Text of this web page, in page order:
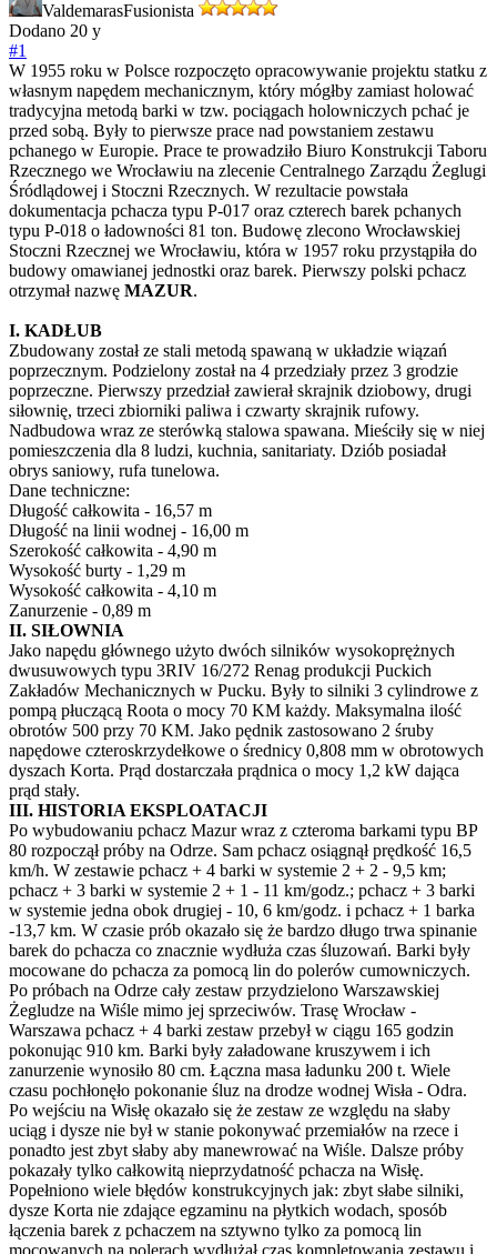
ValdemarasFusionista
Dodano 20 y
#1
W 1955 roku w Polsce rozpoczęto opracowywanie projektu statku z
własnym napędem mechanicznym, który mógłby zamiast holować
tradycyjna metodą barki w tzw. pociągach holowniczych pchać je
przed sobą. Były to pierwsze prace nad powstaniem zestawu
pchanego w Europie. Prace te prowadziło Biuro Konstrukcji Taboru
Rzecznego we Wrocławiu na zlecenie Centralnego Zarządu Żeglugi
Śródlądowej i Stoczni Rzecznych. W rezultacie powstała
dokumentacja pchacza typu P-017 oraz czterech barek pchanych
typu P-018 o ładowności 81 ton. Budowę zlecono Wrocławskiej
Stoczni Rzecznej we Wrocławiu, która w 1957 roku przystąpiła do
budowy omawianej jednostki oraz barek. Pierwszy polski pchacz
otrzymał nazwę MAZUR.
I. KADŁUB
Zbudowany został ze stali metodą spawaną w układzie wiązań
poprzecznym. Podzielony został na 4 przedziały przez 3 grodzie
poprzeczne. Pierwszy przedział zawierał skrajnik dziobowy, drugi
siłownię, trzeci zbiorniki paliwa i czwarty skrajnik rufowy.
Nadbudowa wraz ze sterówką stalowa spawana. Mieściły się w niej
pomieszczenia dla 8 ludzi, kuchnia, sanitariaty. Dziób posiadał
obrys saniowy, rufa tunelowa.
Dane techniczne:
Długość całkowita - 16,57 m
Długość na linii wodnej - 16,00 m
Szerokość całkowita - 4,90 m
Wysokość burty - 1,29 m
Wysokość całkowita - 4,10 m
Zanurzenie - 0,89 m
II. SIŁOWNIA
Jako napędu głównego użyto dwóch silników wysokoprężnych
dwusuwowych typu 3RIV 16/272 Renag produkcji Puckich
Zakładów Mechanicznych w Pucku. Były to silniki 3 cylindrowe z
pompą płuczącą Roota o mocy 70 KM każdy. Maksymalna ilość
obrotów 500 przy 70 KM. Jako pędnik zastosowano 2 śruby
napędowe czteroskrzydełkowe o średnicy 0,808 mm w obrotowych
dyszach Korta. Prąd dostarczała prądnica o mocy 1,2 kW dająca
prąd stały.
III. HISTORIA EKSPLOATACJI
Po wybudowaniu pchacz Mazur wraz z czteroma barkami typu BP
80 rozpoczął próby na Odrze. Sam pchacz osiągnął prędkość 16,5
km/h. W zestawie pchacz + 4 barki w systemie 2 + 2 - 9,5 km;
pchacz + 3 barki w systemie 2 + 1 - 11 km/godz.; pchacz + 3 barki
w systemie jedna obok drugiej - 10, 6 km/godz. i pchacz + 1 barka
-13,7 km. W czasie prób okazało się że bardzo długo trwa spinanie
barek do pchacza co znacznie wydłuża czas śluzowań. Barki były
mocowane do pchacza za pomocą lin do polerów cumowniczych.
Po próbach na Odrze cały zestaw przydzielono Warszawskiej
Żegludze na Wiśle mimo jej sprzeciwów. Trasę Wrocław -
Warszawa pchacz + 4 barki zestaw przebył w ciągu 165 godzin
pokonując 910 km. Barki były załadowane kruszywem i ich
zanurzenie wynosiło 80 cm. Łączna masa ładunku 200 t. Wiele
czasu pochłonęło pokonanie śluz na drodze wodnej Wisła - Odra.
Po wejściu na Wisłę okazało się że zestaw ze względu na słaby
uciąg i dysze nie był w stanie pokonywać przemiałów na rzece i
ponadto jest zbyt słaby aby manewrować na Wiśle. Dalsze próby
pokazały tylko całkowitą nieprzydatność pchacza na Wisłę.
Popełniono wiele błędów konstrukcyjnych jak: zbyt słabe silniki,
dysze Korta nie zdające egzaminu na płytkich wodach, sposób
łączenia barek z pchaczem na sztywno tylko za pomocą lin